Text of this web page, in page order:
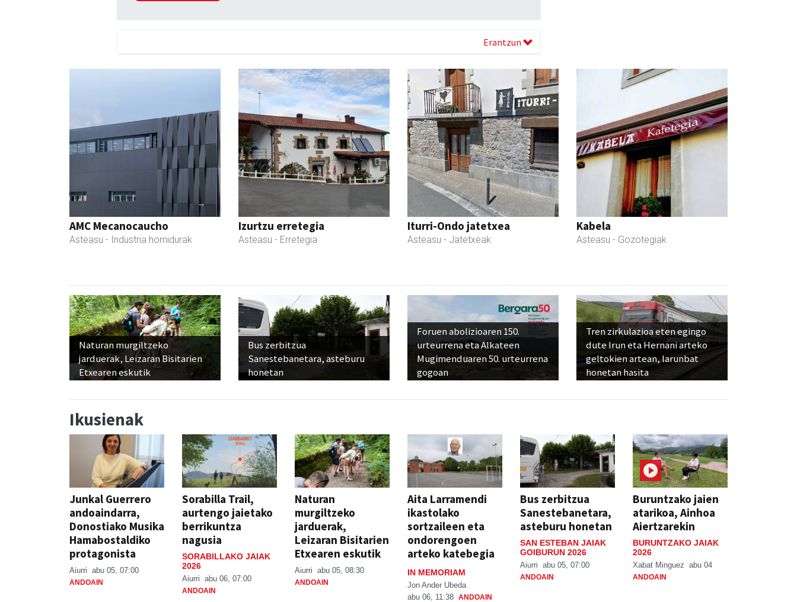
Erantzun
AMC Mecanocaucho
Asteasu - Industria hornidurak
Izurtzu erretegia
Asteasu - Erretegia
Iturri-Ondo jatetxea
Asteasu - Jatetxeak
Kabela
Asteasu - Gozotegiak
Naturan murgiltzeko
jarduerak, Leizaran Bisitarien
Etxearen eskutik
Bus zerbitzua
Sanestebanetara, asteburu
honetan
Foruen abolizioaren 150.
urteurrena eta Alkateen
Mugimenduaren 50. urteurrena
gogoan
Tren zirkulazioa eten egingo
dute Irun eta Hernani arteko
geltokien artean, larunbat
honetan hasita
Ikusienak
Junkal Guerrero
andoaindarra,
Donostiako Musika
Hamabostaldiko
protagonista
Aiurri abu 05, 07:00
ANDOAIN
Sorabilla Trail,
aurtengo jaietako
berrikuntza
nagusia
SORABILLAKO JAIAK
2026
Aiurri abu 06, 07:00
ANDOAIN
Naturan
murgiltzeko
jarduerak,
Leizaran Bisitarien
Etxearen eskutik
Aiurri abu 05, 08:30
ANDOAIN
Aita Larramendi
ikastolako
sortzaileen eta
ondorengoen
arteko katebegia
IN MEMORIAM
Jon Ander Ubeda
abu 06, 11:38 ANDOAIN
Bus zerbitzua
Sanestebanetara,
asteburu honetan
SAN ESTEBAN JAIAK
GOIBURUN 2026
Aiurri abu 05, 07:00
ANDOAIN
Buruntzako jaien
atarikoa, Ainhoa
Aiertzarekin
BURUNTZAKO JAIAK
2026
Xabat Minguez abu 04
ANDOAIN